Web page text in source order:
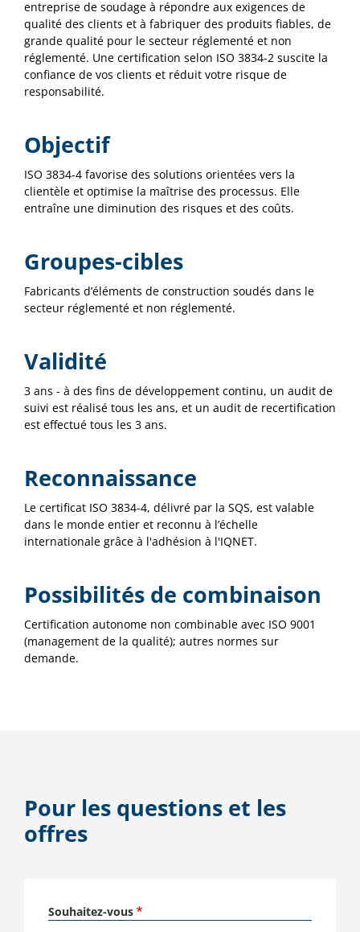
entreprise de soudage à répondre aux exigences de
qualité des clients et à fabriquer des produits fiables, de
grande qualité pour le secteur réglementé et non
réglementé. Une certification selon ISO 3834-2 suscite la
confiance de vos clients et réduit votre risque de
responsabilité.
Objectif
ISO 3834-4 favorise des solutions orientées vers la
clientèle et optimise la maîtrise des processus. Elle
entraîne une diminution des risques et des coûts.
Groupes-cibles
Fabricants d’éléments de construction soudés dans le
secteur réglementé et non réglementé.
Validité
3 ans - à des fins de développement continu, un audit de
suivi est réalisé tous les ans, et un audit de recertification
est effectué tous les 3 ans.
Reconnaissance
Le certificat ISO 3834-4, délivré par la SQS, est valable
dans le monde entier et reconnu à l’échelle
internationale grâce à l'adhésion à l'IQNET.
Possibilités de combinaison
Certification autonome non combinable avec ISO 9001
(management de la qualité); autres normes sur
demande.
Pour les questions et les
offres
Souhaitez-vous